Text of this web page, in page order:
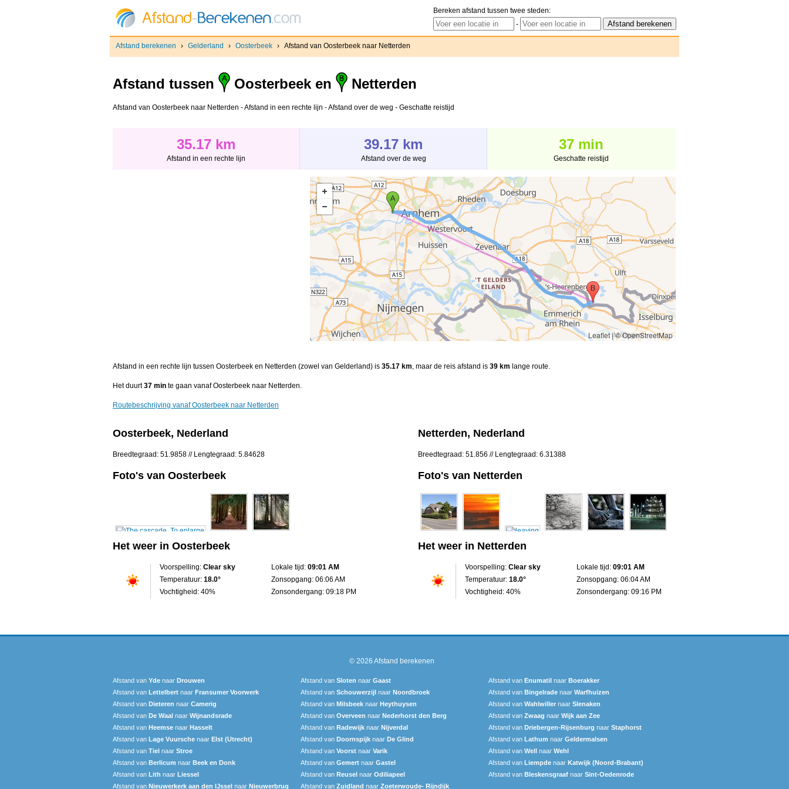
Bereken afstand tussen twee steden:
-
Afstand berekenen › Gelderland › Oosterbeek › Afstand van Oosterbeek naar Netterden
Afstand tussen Oosterbeek en Netterden
Afstand van Oosterbeek naar Netterden - Afstand in een rechte lijn - Afstand over de weg - Geschatte reistijd
35.17 km
Afstand in een rechte lijn
39.17 km
Afstand over de weg
37 min
Geschatte reistijd
Leaflet|© OpenStreetMap
Afstand in een rechte lijn tussen Oosterbeek en Netterden (zowel van Gelderland) is 35.17 km, maar de reis afstand is 39 km lange route.
Het duurt37 min te gaan vanaf Oosterbeek naar Netterden.
Routebeschrijving vanaf Oosterbeek naar Netterden
Oosterbeek, Nederland
Breedtegraad: 51.9858 // Lengtegraad: 5.84628
Foto's van Oosterbeek
Het weer in Oosterbeek
Voorspelling: Clear sky
Temperatuur: 18.0°
Vochtigheid: 40%
Lokale tijd: 09:01 AM
Zonsopgang: 06:06 AM
Zonsondergang: 09:18 PM
Netterden, Nederland
Breedtegraad: 51.856 // Lengtegraad: 6.31388
Foto's van Netterden
Het weer in Netterden
Voorspelling: Clear sky
Temperatuur: 18.0°
Vochtigheid: 40%
Lokale tijd: 09:01 AM
Zonsopgang: 06:04 AM
Zonsondergang: 09:16 PM
© 2026 Afstand berekenen
Afstand van Yde naar Drouwen Afstand van Sloten naar Gaast Afstand van Enumatil naar Boerakker
Afstand van Lettelbert naar Fransumer Voorwerk Afstand van Schouwerzijl naar Noordbroek Afstand van Bingelrade naar Warfhuizen
Afstand van Dieteren naar Camerig Afstand van Milsbeek naar Heythuysen Afstand van Wahlwiller naar Slenaken
Afstand van De Waal naar Wijnandsrade Afstand van Overveen naar Nederhorst den Berg Afstand van Zwaag naar Wijk aan Zee
Afstand van Heemse naar Hasselt Afstand van Radewijk naar Nijverdal Afstand van Driebergen-Rijsenburg naar Staphorst
Afstand van Lage Vuursche naar Elst (Utrecht) Afstand van Doornspijk naar De Glind Afstand van Lathum naar Geldermalsen
Afstand van Tiel naar Stroe Afstand van Voorst naar Varik Afstand van Well naar Wehl
Afstand van Berlicum naar Beek en Donk Afstand van Gemert naar Gastel Afstand van Liempde naar Katwijk (Noord-Brabant)
Afstand van Lith naar Liessel Afstand van Reusel naar Odiliapeel Afstand van Bleskensgraaf naar Sint-Oedenrode
Afstand van Nieuwerkerk aan den IJssel naar Nieuwerbrug Afstand van Zuidland naar Zoeterwoude- Rijndijk